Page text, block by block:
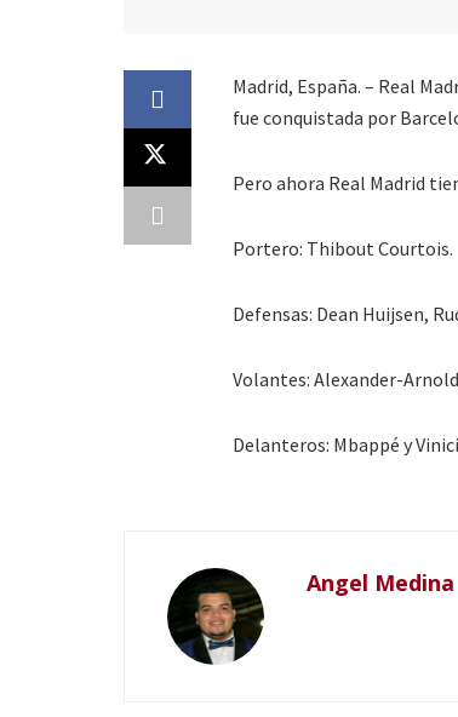
Madrid, España. – Real
fue conquistada por
Pero ahora Real Madrid
Portero: Thibout Courtois.
Defensas: Dean Huijsen,
Volantes: Alexander-
Delanteros: Mbappé y
Angel Medina